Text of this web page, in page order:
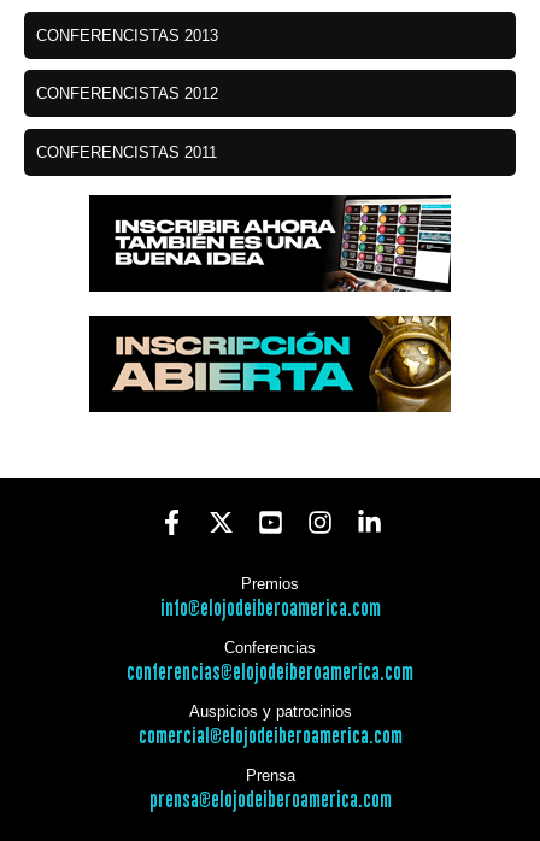
CONFERENCISTAS 2013
CONFERENCISTAS 2012
CONFERENCISTAS 2011
Premios
info@elojodeiberoamerica.com
Conferencias
conferencias@elojodeiberoamerica.com
Auspicios y patrocinios
comercial@elojodeiberoamerica.com
Prensa
prensa@elojodeiberoamerica.com